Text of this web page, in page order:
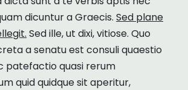
dicuntur a Graecis. Sed plane
Sed ille, ut dixi, vitiose. Quo
a senatu est consuli quaestio
patefactio quasi rerum
quid quidque sit aperitur,